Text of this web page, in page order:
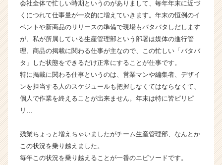
長
企
業
か
ス
カ
ウ
ト
が
活
サ
イ
会社全体で忙しい時期というのがありまして、毎年年末に近づ
くにつれて仕事量が一次的に増えていきます。年末の恒例のイ
ベントや新商品のリリースの準備で現場もバタバタしだします
が、私が所属している生産管理部という部署は媒体の進行管
理、商品の掲載に関わる仕事が主なので、この忙しい「バタバ
タ」した状態をできるだけ正常にすることが仕事です。
特に掲載に関わる仕事というのは、営業マンや編集者、デザイ
ンを担当する人のスケジュールも把握しなくてはならなくて、
個人で作業を終えることが出来ません。年末は特に皆ピリピ
リ…
残業ちょっと増えちゃいましたがチーム生産管理部、なんとか
この状況を乗り越えました。
毎年この状況を乗り越えることが一番のエピソードです。